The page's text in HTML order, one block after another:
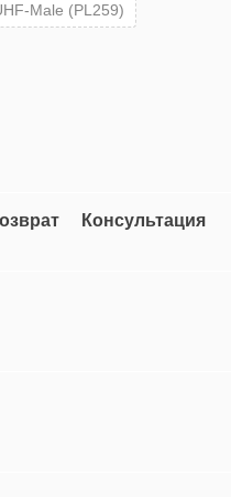
Male (PL259)
Консультация